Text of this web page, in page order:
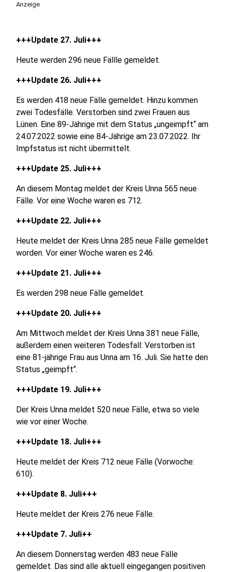
Anzeige
+++Update 27. Juli+++
Heute werden 296 neue Fällle gemeldet.
+++Update 26. Juli+++
Es werden 418 neue Fälle gemeldet. Hinzu kommen
zwei Todesfälle. Verstorben sind zwei Frauen aus
Lünen. Eine 89-Jährige mit dem Status „ungeimpft“ am
24.07.2022 sowie eine 84-Jährige am 23.07.2022. Ihr
Impfstatus ist nicht übermittelt.
+++Update 25. Juli+++
An diesem Montag meldet der Kreis Unna 565 neue
Fälle. Vor eine Woche waren es 712.
+++Update 22. Juli+++
Heute meldet der Kreis Unna 285 neue Fälle gemeldet
worden. Vor einer Woche waren es 246.
+++Update 21. Juli+++
Es werden 298 neue Fälle gemeldet.
+++Update 20. Juli+++
Am Mittwoch meldet der Kreis Unna 381 neue Fälle,
außerdem einen weiteren Todesfall: Verstorben ist
eine 81-jährige Frau aus Unna am 16. Juli. Sie hatte den
Status „geimpft“.
+++Update 19. Juli+++
Der Kreis Unna meldet 520 neue Fälle, etwa so viele
wie vor einer Woche.
+++Update 18. Juli+++
Heute meldet der Kreis 712 neue Fälle (Vorwoche:
610).
+++Update 8. Juli+++
Heute meldet der Kreis 276 neue Fälle.
+++Update 7. Juli++
An diesem Donnerstag werden 483 neue Fälle
gemeldet. Das sind alle aktuell eingegangen positiven